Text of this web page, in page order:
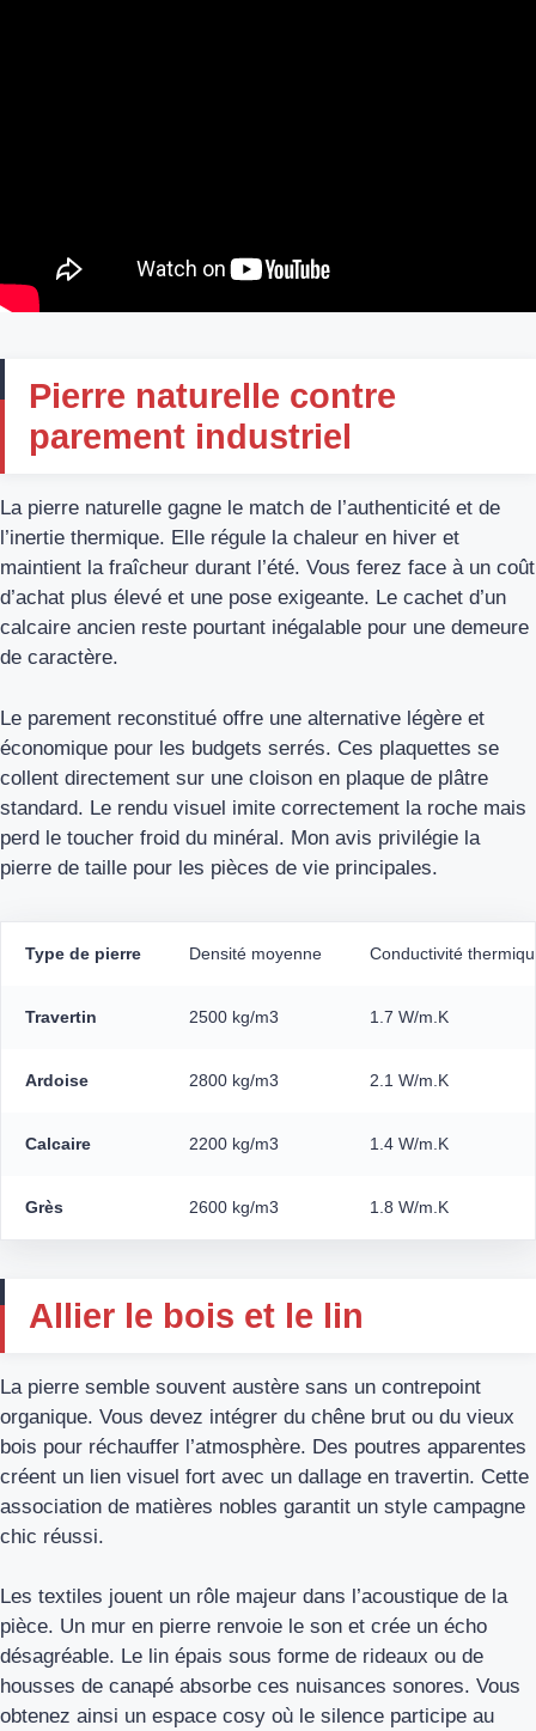
Pierre naturelle contre
parement industriel
La pierre naturelle gagne le match de l’authenticité et de
l’inertie thermique. Elle régule la chaleur en hiver et
maintient la fraîcheur durant l’été. Vous ferez face à un coût
d’achat plus élevé et une pose exigeante. Le cachet d’un
calcaire ancien reste pourtant inégalable pour une demeure
de caractère.
Le parement reconstitué offre une alternative légère et
économique pour les budgets serrés. Ces plaquettes se
collent directement sur une cloison en plaque de plâtre
standard. Le rendu visuel imite correctement la roche mais
perd le toucher froid du minéral. Mon avis privilégie la
pierre de taille pour les pièces de vie principales.
Type de pierre Densité moyenne Conductivité
Travertin 2500 kg/m3 1.7 W/m.K
Ardoise 2800 kg/m3 2.1 W/m.K
Calcaire 2200 kg/m3 1.4 W/m.K
Grès 2600 kg/m3 1.8 W/m.K
Allier le bois et le lin
La pierre semble souvent austère sans un contrepoint
organique. Vous devez intégrer du chêne brut ou du vieux
bois pour réchauffer l’atmosphère. Des poutres apparentes
créent un lien visuel fort avec un dallage en travertin. Cette
association de matières nobles garantit un style campagne
chic réussi.
Les textiles jouent un rôle majeur dans l’acoustique de la
pièce. Un mur en pierre renvoie le son et crée un écho
désagréable. Le lin épais sous forme de rideaux ou de
housses de canapé absorbe ces nuisances sonores. Vous
obtenez ainsi un espace cosy où le silence participe au